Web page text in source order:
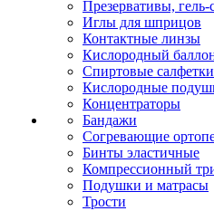
Презервативы, гель-
Иглы для шприцов
Контактные линзы
Кислородный
Спиртовые салфетки
Кислородные
Концентраторы
Бандажи
Согревающие
Бинты эластичные
Компрессионный
Подушки и матрасы
Трости